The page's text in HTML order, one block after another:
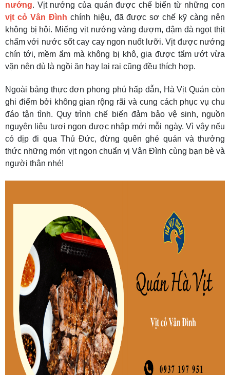
nướng. Vịt nướng của quán được chế biến từ những con
vịt cỏ Vân Đình chính hiệu, đã được sơ chế kỹ càng nên
không bị hôi. Miếng vịt nướng vàng đượm, đậm đà ngọt thịt
chấm với nước sốt cay cay ngon nuốt lưỡi. Vịt được nướng
chín tới, mềm ẩm mà không bị khô, gia được tẩm ướt vừa
vặn nên dù là ngồi ăn hay lai rai cũng đều thích hợp.
Ngoài bảng thực đơn phong phú hấp dẫn, Hà Vịt Quán còn
ghi điểm bởi không gian rộng rãi và cung cách phục vụ chu
đáo tận tình. Quy trình chế biến đảm bảo vệ sinh, nguồn
nguyên liệu tươi ngon được nhập mới mỗi ngày. Vì vậy nếu
có dịp đi qua Thủ Đức, đừng quên ghé quán và thưởng
thức những món vịt ngon chuẩn vị Vân Đình cùng bạn bè và
người thân nhé!